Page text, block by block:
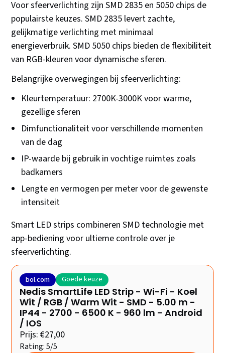
Voor sfeerverlichting zijn SMD 2835 en 5050 chips de
populairste keuzes. SMD 2835 levert zachte,
gelijkmatige verlichting met minimaal
energieverbruik. SMD 5050 chips bieden de flexibiliteit
van RGB-kleuren voor dynamische sferen.
Belangrijke overwegingen bij sfeerverlichting:
Kleurtemperatuur: 2700K-3000K voor warme,
gezellige sferen
Dimfunctionaliteit voor verschillende momenten
van de dag
IP-waarde bij gebruik in vochtige ruimtes zoals
badkamers
Lengte en vermogen per meter voor de gewenste
intensiteit
Smart LED strips combineren SMD technologie met
app-bediening voor ultieme controle over je
sfeerverlichting.
bol.com Goede keuze
Nedis SmartLife LED Strip - Wi-Fi - Koel
Wit / RGB / Warm Wit - SMD - 5.00 m -
IP44 - 2700 - 6500 K - 960 lm - Android
/ IOS
Prijs: €27,00
Rating: 5/5